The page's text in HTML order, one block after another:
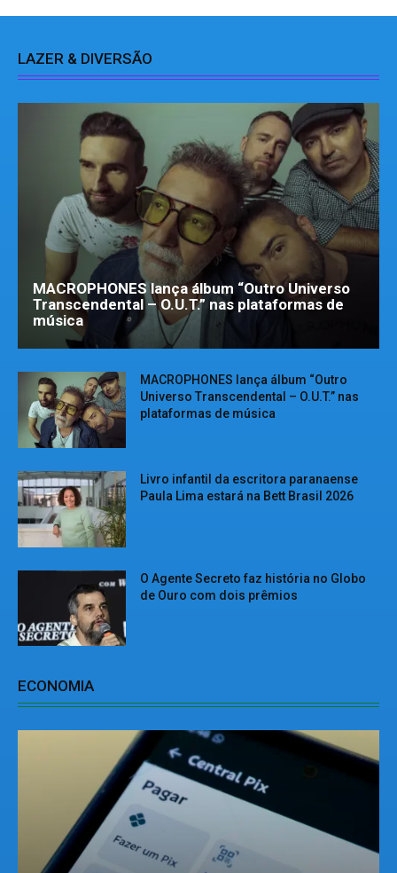
LAZER & DIVERSÃO
MACROPHONES lança álbum “Outro Universo
Transcendental – O.U.T.” nas plataformas de
música
MACROPHONES lança álbum “Outro
Universo Transcendental – O.U.T.” nas
plataformas de música
Livro infantil da escritora paranaense
Paula Lima estará na Bett Brasil 2026
O Agente Secreto faz história no Globo
de Ouro com dois prêmios
ECONOMIA